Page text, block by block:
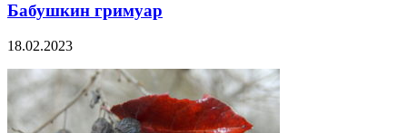
Бабушкин гримуар
18.02.2023